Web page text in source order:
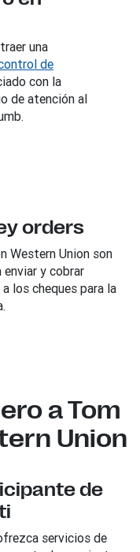
una
de
con la
de atención al
orders
Western Union son
enviar y cobrar
los cheques para la
a Tom
Union
de
servicios de